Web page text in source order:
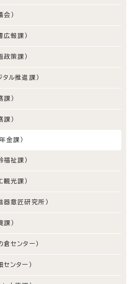
）
広報課）
政策課）
ル推進課）
）
）
金課）
福祉課）
観光課）
器意匠研究所）
）
センター）
ンター）